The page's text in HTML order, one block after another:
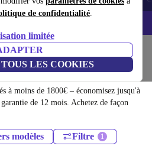
de confidentialité.
limitée
LES COOKIES
– Code : IPHONEDEAL -
à moins de 1800€ – économisez jusqu'à
de 12 mois. Achetez de façon
modèles Filtre